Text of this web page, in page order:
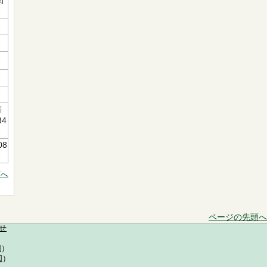
ページの先頭へ
）
）